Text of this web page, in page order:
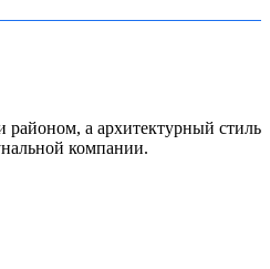
а архитектурный стиль
компании.